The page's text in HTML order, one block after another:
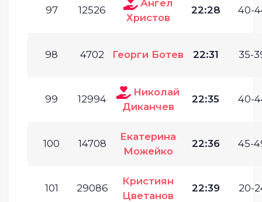
97 12526
Ангел
Христов
22:28 40-
98 4702 Георги Ботев 22:31 35-
99 12994
Николай
Диканчев
22:35 40-
100 14708
Екатерина
Можейко
22:36 45-
101 29086
Кристиян
Цветанов
22:39 20-